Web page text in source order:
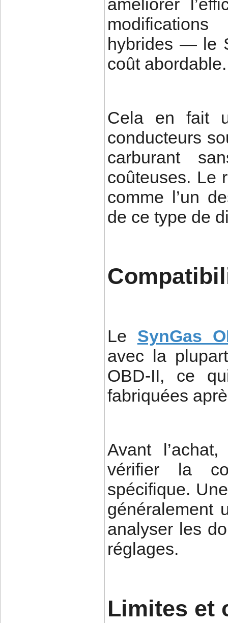
hybrides — le
coût abordable.
Cela en fait
conducteurs
carburant
coûteuses. Le
comme l’un
de ce type de
Le SynGas
avec la
OBD-II, ce
fabriquées
Avant
vérifier la
spécifique.
généralement
analyser les
réglages.
Limites et